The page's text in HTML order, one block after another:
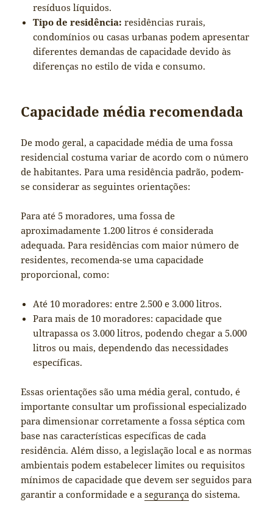
resíduos líquidos.
Tipo de residência: residências rurais,
condomínios ou casas urbanas podem apresentar
diferentes demandas de capacidade devido às
diferenças no estilo de vida e consumo.
Capacidade média recomendada
De modo geral, a capacidade média de uma fossa
residencial costuma variar de acordo com o número
de habitantes. Para uma residência padrão, podem-
se considerar as seguintes orientações:
Para até 5 moradores, uma fossa de
aproximadamente 1.200 litros é considerada
adequada. Para residências com maior número de
residentes, recomenda-se uma capacidade
proporcional, como:
Até 10 moradores: entre 2.500 e 3.000 litros.
Para mais de 10 moradores: capacidade que
ultrapassa os 3.000 litros, podendo chegar a 5.000
litros ou mais, dependendo das necessidades
específicas.
Essas orientações são uma média geral, contudo, é
importante consultar um profissional especializado
para dimensionar corretamente a fossa séptica com
base nas características específicas de cada
residência. Além disso, a legislação local e as normas
ambientais podem estabelecer limites ou requisitos
mínimos de capacidade que devem ser seguidos para
garantir a conformidade e asegurança do sistema.